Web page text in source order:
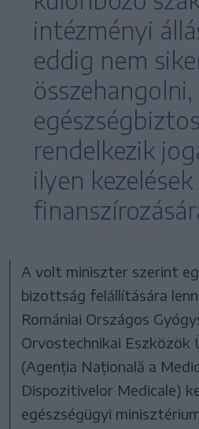
intézményi
eddig nem
rendelkezik
ilyen kezelések
A volt miniszter szerint
bizottság felállítására
Romániai Országos
Orvostechnikai Eszközök
(Agenția Națională a
Dispozitivelor Medicale)
egészségügyi